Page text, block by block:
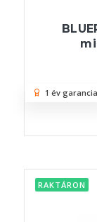
1 év garancia
RAKTÁRON